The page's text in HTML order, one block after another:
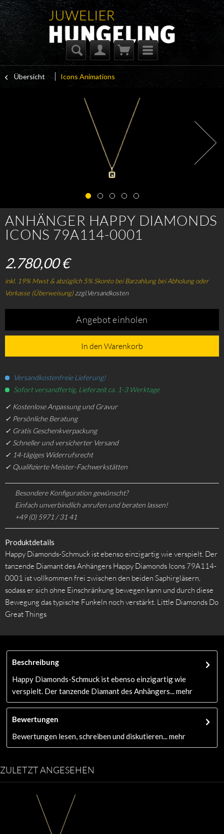
Übersicht Icons Animations
ANHÄNGER HAPPY DIAMONDS
ICONS 79A114-0001
2.780,00 €
inkl. 19% Mwst & abzüglich 5% Skonto bei Barzahlung bei Abholung oder
Vorkasse (Überweisung)zzgl.Versandkosten
Angebot einholen
In den Warenkorb
Versandkostenfreie Lieferung!
Sofort versandfertig, Lieferzeit ca. 1-3 Werktage
✓ Kostenlose Anpassung und Gravur
✓ Persönliche Beratung
✓ Gratis Geschenkverpackung
✓ Schneller und versicherter Versand
✓ 14-tägiges Widerrufsrecht
✓ Qualifizierte Meister-Fachwerkstätten
Besondere Konfiguration gewünscht?
Einfach unverbindlich anrufen und beraten lassen!
+49 (0) 5971 / 31 41
Produktdetails
Happy Diamonds-Schmuck ist ebenso einzigartig wie verspielt. Der
tanzende Diamant des Anhängers Happy Diamonds Icons 79A114-
0001 ist vollkommen frei zwischen den beiden Saphirgläsern,
sodass er sich ohne Einschränkung bewegen kann und durch diese
Bewegung das typische Funkeln noch verstärkt. Little Diamonds Do
Great Things
Beschreibung
Happy Diamonds-Schmuck ist ebenso einzigartig wie
verspielt. Der tanzende Diamant des Anhängers...
mehr
Bewertungen
Bewertungen lesen, schreiben und diskutieren...
mehr
ZULETZT ANGESEHEN